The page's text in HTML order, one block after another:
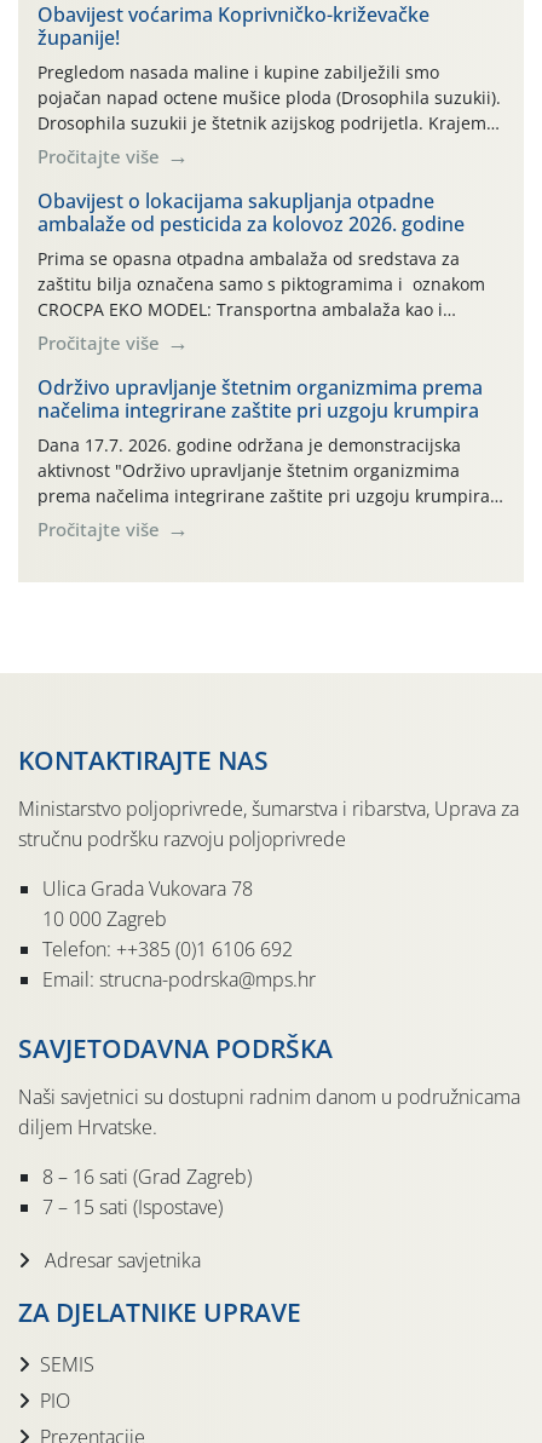
Obavijest voćarima Koprivničko-križevačke
županije!
Pregledom nasada maline i kupine zabilježili smo
pojačan napad octene mušice ploda (Drosophila suzukii).
Drosophila suzukii je štetnik azijskog podrijetla. Krajem
2010. godine prvi puta je registriran u Hrvatskoj, a u
rujnu 2016. godine na našem su području zabilježene
gospodarski važne štete. Riječ je o štetniku vrlo sličnom
dobro poznatoj vinskoj mušici, no za razliku […]
Pročitajte više
Obavijest o lokacijama sakupljanja otpadne
ambalaže od pesticida za kolovoz 2026. godine
Prima se opasna otpadna ambalaža od sredstava za
zaštitu bilja označena samo s piktogramima i oznakom
CROCPA EKO MODEL: Transportna ambalaža kao i
ambalaža drugih proizvoda koji nisu sredstva za zaštitu
bilja (npr. ambalaža od mineralnih gnojiva,) se ne
prihvaća. Korisnicima je osiguran besplatni povrat
prazne ambalaže isključivo ovih tvrtki: AGROCHEM-MAKS,
AGRONOM, ALBAUGH TKI* (PINUS […]
Pročitajte više
Održivo upravljanje štetnim organizmima prema
načelima integrirane zaštite pri uzgoju krumpira
Dana 17.7. 2026. godine održana je demonstracijska
aktivnost "Održivo upravljanje štetnim organizmima
prema načelima integrirane zaštite pri uzgoju krumpira"
na pokusnom polju "Poredje", kraj naselja Belica (ARKOD
parcela ID 2445031) (središnji dio Međimurske županije).
Pročitajte više
KONTAKTIRAJTE NAS
Ministarstvo poljoprivrede, šumarstva i ribarstva, Uprava za
stručnu podršku razvoju poljoprivrede
Ulica Grada Vukovara 78
10 000 Zagreb
Telefon: ++385 (0)1 6106 692
Email: strucna-podrska@mps.hr
SAVJETODAVNA PODRŠKA
Naši savjetnici su dostupni radnim danom u podružnicama
diljem Hrvatske.
8 – 16 sati (Grad Zagreb)
7 – 15 sati (Ispostave)
Adresar savjetnika
ZA DJELATNIKE UPRAVE
SEMIS
PIO
Prezentacije